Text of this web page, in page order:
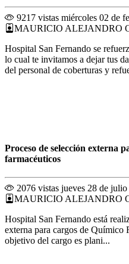
9217 vistas miércoles 02 de
MAURICIO ALEJANDRO
Hospital San Fernando se
lo cual te invitamos a dejar tus
del personal de coberturas y
Proceso de selección externa
farmacéuticos
2076 vistas jueves 28 de
MAURICIO ALEJANDRO
Hospital San Fernando está
externa para cargos de Químico
objetivo del cargo es plani...